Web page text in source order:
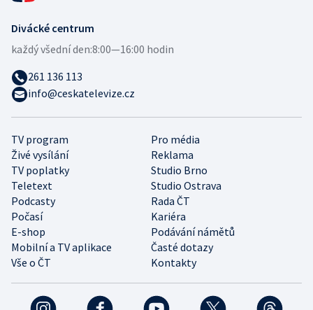
TV program
Pro média
Živé vysílání
Reklama
TV poplatky
Studio Brno
Teletext
Studio Ostrava
Podcasty
Rada ČT
Počasí
Kariéra
E-shop
Podávání námětů
Mobilní a TV aplikace
Časté dotazy
Vše o ČT
Kontakty
Divácké centrum
každý všední den:8:00—16:00 hodin
261 136 113
info@ceskatelevize.cz